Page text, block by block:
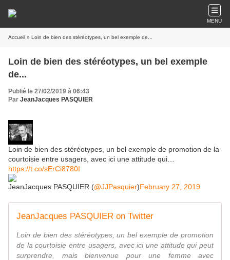
MENU
Accueil » Loin de bien des stéréotypes, un bel exemple de...
Loin de bien des stéréotypes, un bel exemple
de...
Publié le 27/02/2019 à 06:43
Par JeanJacques PASQUIER
Loin de bien des stéréotypes, un bel exemple de promotion de la
courtoisie entre usagers, avec ici une attitude qui…
https://t.co/sErCi8780I
JeanJacques PASQUIER (@JJPasquier)February 27, 2019
JeanJacques PASQUIER on Twitter
Loin de bien des stéréotypes, un bel exemple de promotion
de la courtoisie entre usagers, avec ici une attitude qui peut
surprendre, mais bienvenue pour une femme avec